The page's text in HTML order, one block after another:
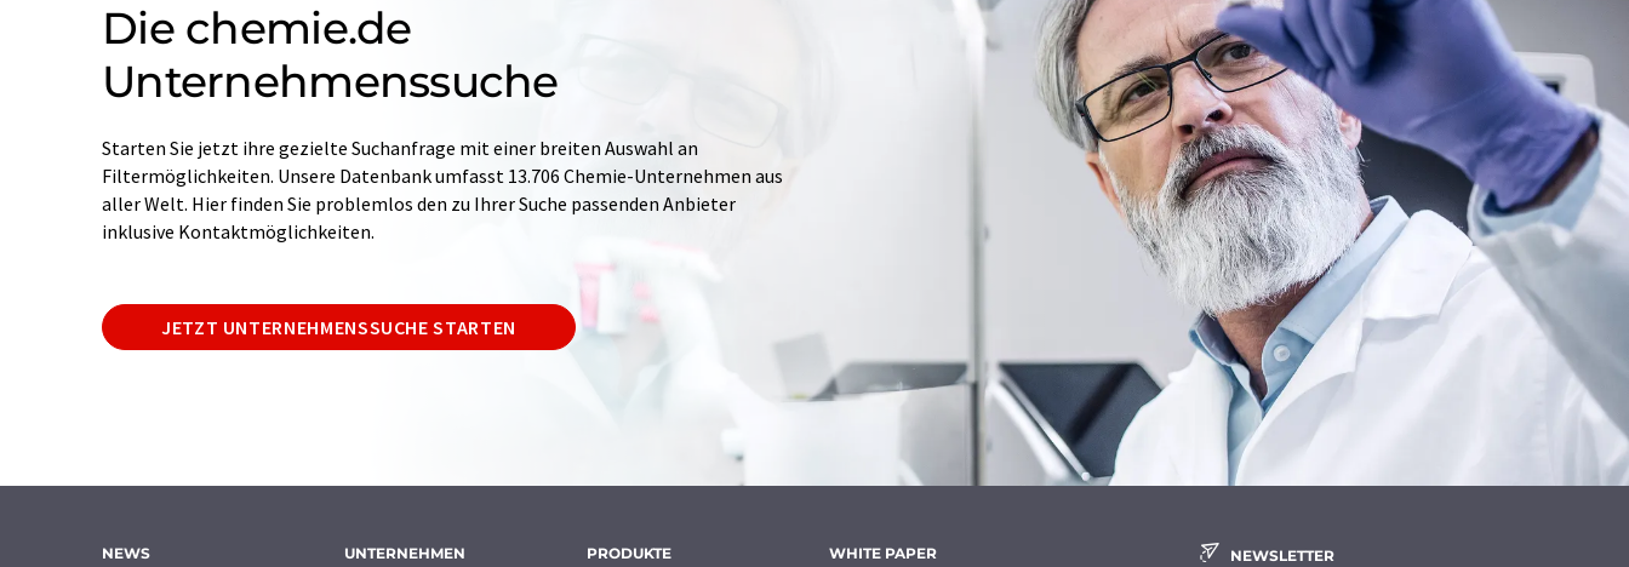
Die chemie.de
Unternehmenssuche
Starten Sie jetzt ihre gezielte Suchanfrage mit einer breiten Auswahl an
Filtermöglichkeiten. Unsere Datenbank umfasst 13.706 Chemie-Unternehmen aus
aller Welt. Hier finden Sie problemlos den zu Ihrer Suche passenden Anbieter
inklusive Kontaktmöglichkeiten.
JETZT UNTERNEHMENSSUCHE STARTEN
NEWS UNTERNEHMEN PRODUKTE WHITE PAPER NEWSLETTER